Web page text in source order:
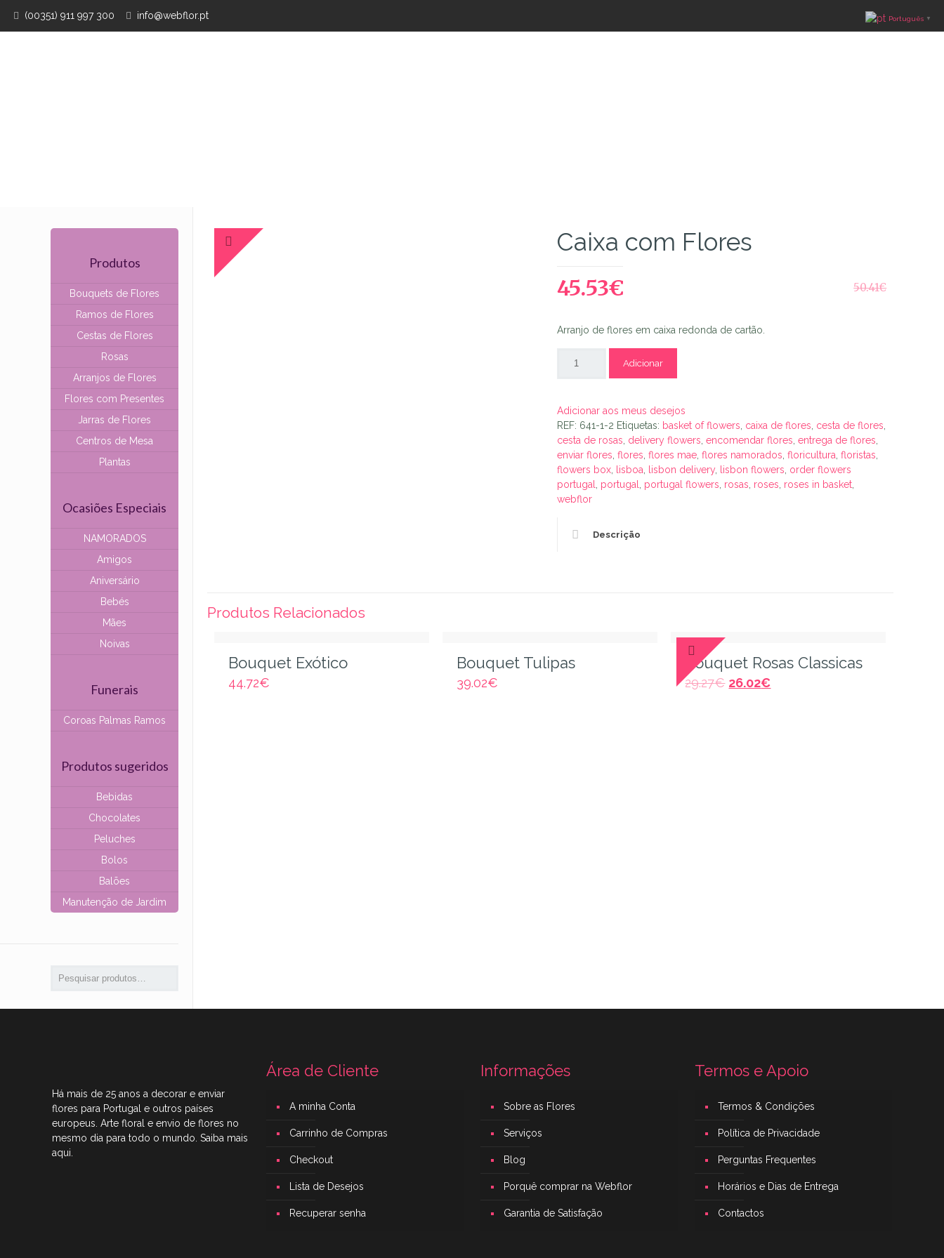
(00351) 911 997 300 info@webflor.pt
Caixa com Flores
50.41€
45.53€
Arranjo de flores em caixa redonda de cartão.
Adicionar
Adicionar aos meus desejos
REF: 641-1-2 Etiquetas: basket of flowers caixa de flores cesta de flores
cesta de rosas delivery flowers ,encomendar flores ,entrega de flores
enviar flores ,flores ,flores mae ,flores namorados ,floricultura ,floristas
flowers box
lisboa lisbon delivery, lisbon flowers order flowers
portugal
portugal portugal flowers rosas roses roses in basket
webflor
Descrição
Produtos Relacionados
Bouquet Exótico
44.72€
Bouquet Tulipas
39.02€
Bouquet Rosas Classicas
29.27€ 26.02€
Produtos
Bouquets de Flores
Ramos de Flores
Cestas de Flores
Rosas
Arranjos de Flores
Flores com Presentes
Jarras de Flores
Centros de Mesa
Plantas
Ocasiões Especiais
NAMORADOS
Amigos
Aniversário
Bebés
Mães
Noivas
Funerais
Coroas Palmas Ramos
Produtos sugeridos
Bebidas
Chocolates
Peluches
Bolos
Balões
Manutenção de Jardim
Há mais de 25 anos a decorar e enviar
flores para Portugal e outros países
europeus. Arte floral e envio de flores no
mesmo dia para todo o mundo. Saiba mais
aqui
Área de Cliente
A minha Conta
Carrinho de Compras
Checkout
Lista de Desejos
Recuperar senha
Informações
Sobre as Flores
Serviços
Blog
Porquê comprar na Webflor
Garantia de Satisfação
Termos e Apoio
Termos & Condições
Política de Privacidade
Perguntas Frequentes
Horários e Dias de Entrega
Contactos
Português ▼